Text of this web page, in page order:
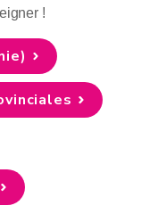
!